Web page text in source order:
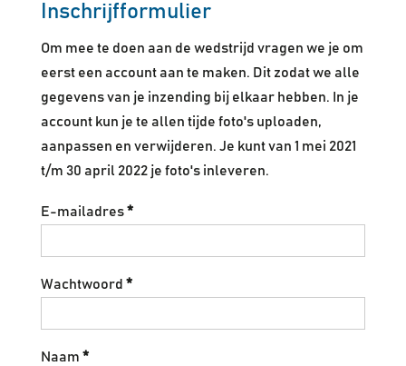
Inschrijfformulier
Om mee te doen aan de wedstrijd vragen we je om
eerst een account aan te maken. Dit zodat we alle
gegevens van je inzending bij elkaar hebben. In je
account kun je te allen tijde foto's uploaden,
aanpassen en verwijderen. Je kunt van 1 mei 2021
t/m 30 april 2022 je foto's inleveren.
E-mailadres*
Wachtwoord *
Naam *